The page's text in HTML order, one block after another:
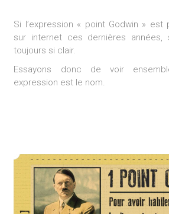
Si l’expression « point Godwin »
sur internet ces dernières années,
toujours si clair.
Essayons donc de voir
expression est le nom.